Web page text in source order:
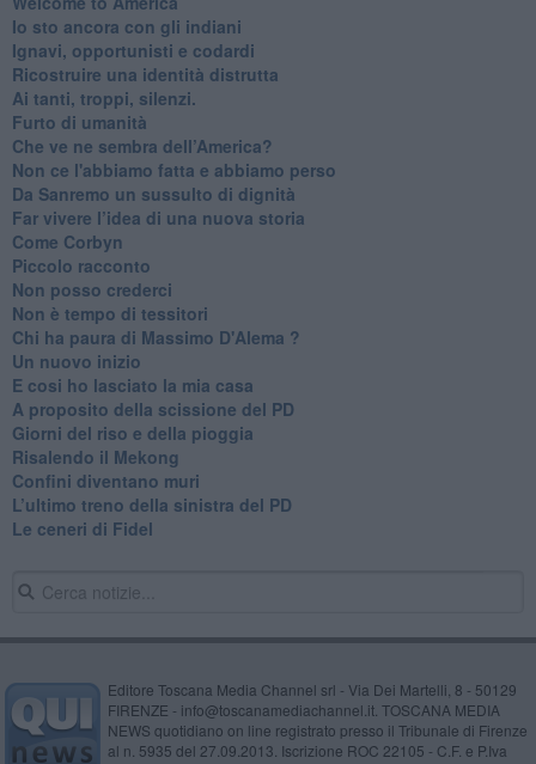
​Io sto ancora con gli indiani
​Ignavi, opportunisti e codardi
Ricostruire una identità distrutta
Ai tanti, troppi, silenzi.
​Furto di umanità
​Che ve ne sembra dell’America?
Non ce l'abbiamo fatta e abbiamo perso
​Da Sanremo un sussulto di dignità
Far vivere l’idea di una nuova storia
Come Corbyn
Piccolo racconto
Non posso crederci
Non è tempo di tessitori
Chi ha paura di Massimo D'Alema ?
Un nuovo inizio
​E cosi ho lasciato la mia casa
A proposito della scissione del PD
​Giorni del riso e della pioggia
Risalendo il Mekong
Confini diventano muri
L’ultimo treno della sinistra del PD
Le ceneri di Fidel
Editore Toscana Media Channel srl - Via Dei Martelli, 8 - 50129
FIRENZE - info@toscanamediachannel.it. TOSCANA MEDIA
NEWS quotidiano on line registrato presso il Tribunale di Firenze
al n. 5935 del 27.09.2013. Iscrizione ROC 22105 - C.F. e P.Iva